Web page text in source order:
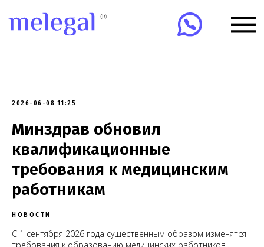
2026-06-08 11:25
Минздрав обновил
квалификационные
требования к медицинским
работникам
НОВОСТИ
С 1 сентября 2026 года существенным образом изменятся